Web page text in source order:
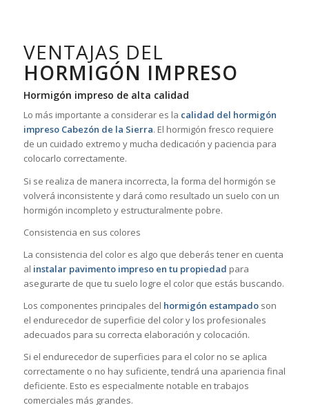
VENTAJAS DEL
HORMIGÓN IMPRESO
Hormigón impreso de alta calidad
Lo más importante a considerar es la calidad del hormigón
impreso Cabezón de la Sierra. El hormigón fresco requiere
de un cuidado extremo y mucha dedicación y paciencia para
colocarlo correctamente.
Si se realiza de manera incorrecta, la forma del hormigón se
volverá inconsistente y dará como resultado un suelo con un
hormigón incompleto y estructuralmente pobre.
Consistencia en sus colores
La consistencia del color es algo que deberás tener en cuenta
al instalar pavimento impreso en tu propiedad para
asegurarte de que tu suelo logre el color que estás buscando.
Los componentes principales del hormigón estampadoson
el endurecedor de superficie del color y los profesionales
adecuados para su correcta elaboración y colocación.
Si el endurecedor de superficies para el color no se aplica
correctamente o no hay suficiente, tendrá una apariencia final
deficiente. Esto es especialmente notable en trabajos
comerciales más grandes.